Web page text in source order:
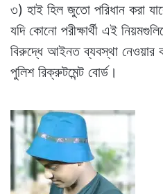
৩) হাই হিল জুতো পরিধান করা
যদি কোনো পরীক্ষার্থী এই
বিরুদ্ধে আইনত ব্যবস্থা নেওয়ার
পুলিশ রিক্রুটমেন্ট বোর্ড।